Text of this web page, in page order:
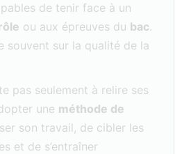
de tenir face à un
ou aux épreuves du bac.
souvent sur la qualité de la
pas seulement à relire ses
une méthode de
son travail, de cibler les
et de s’entraîner